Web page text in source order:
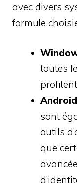
avec divers
formule
toutes
sont
outils
que